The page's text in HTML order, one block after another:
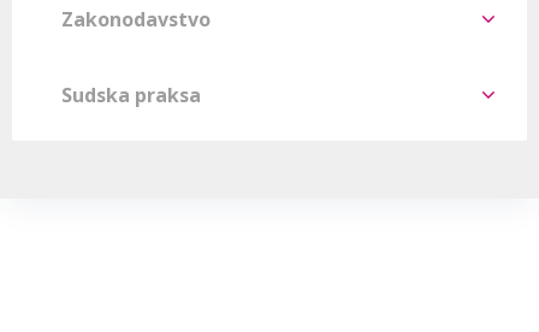
Zakonodavstvo
Sudska praksa